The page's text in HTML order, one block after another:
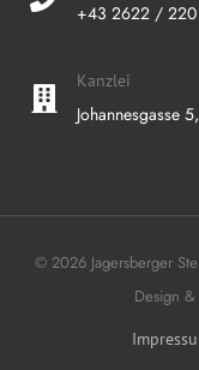
+43 2622 / 220
Kanzlei
Johannesgasse
© 2026 Jagersberger
Design